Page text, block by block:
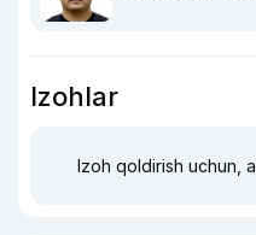
Izohlar
Izoh qoldirish uchun,